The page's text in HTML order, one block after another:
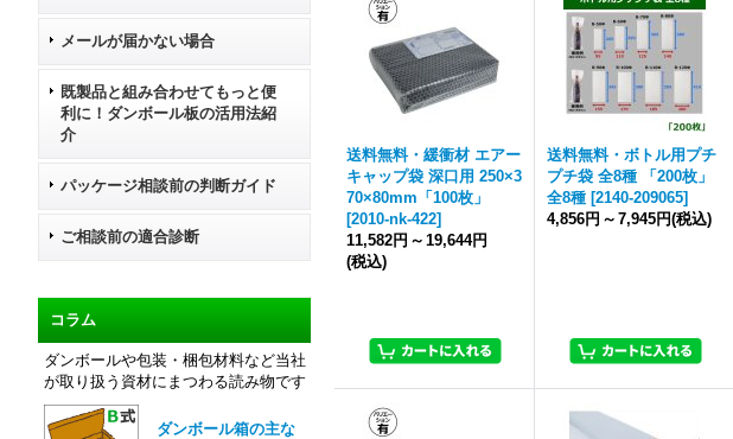
メールが届かない場合
既製品と組み合わせてもっと便
利に！ダンボール板の活用法紹
介
パッケージ相談前の判断ガイド
ご相談前の適合診断
コラム
ダンボールや包装・梱包材料など当社
が取り扱う資材にまつわる読み物です
ダンボール箱の主な
送料無料・緩衝材 エアー
キャップ袋 深口用 250×3
70×80mm「100枚」
[2010-nk-422]
11,582円 ～ 19,644円
(税込)
送料無料・ボトル用プチ
プチ袋 全8種 「200枚」
全8種 [2140-209065]
4,856円 ～ 7,945円(税込)